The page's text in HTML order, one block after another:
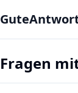
Fragen